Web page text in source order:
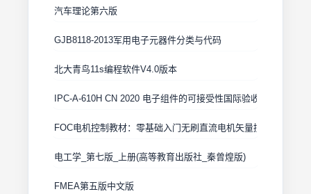
汽车理论第六版
GJB8118-2013军用电子元器件分类与代码
北大青鸟11s编程软件V4.0版本
IPC-A-610H CN 2020 电子组件的可接受性国际验收标准
FOC电机控制教材：零基础入门无刷直流电机矢量控制技术 上
电工学_第七版_上册(高等教育出版社_秦曾煌版)
FMEA第五版中文版